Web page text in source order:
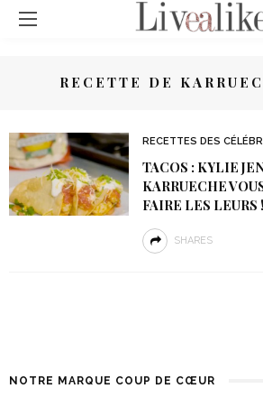
RECETTE DE
RECETTES DES
TACOS : KYLIE
KARRUECHE
FAIRE LES LEURS !
SHARES
NOTRE MARQUE COUP DE CŒUR